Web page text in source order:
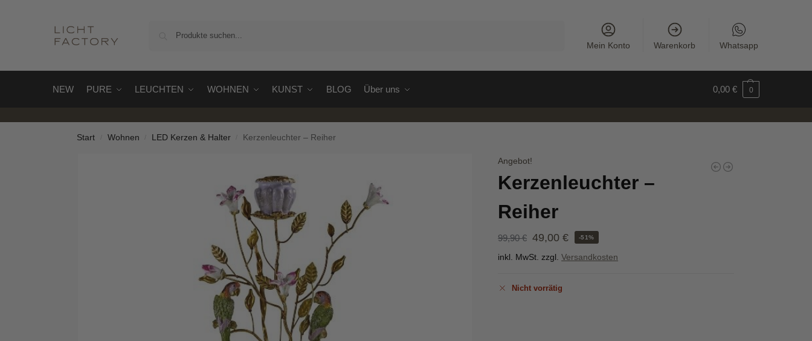
Mein Konto Warenkorb Whatsapp
NEW PURE LEUCHTEN WOHNEN KUNST BLOG Über uns 0,00 € 0
Start Wohnen LED Kerzen & Halter Kerzenleuchter – Reiher
Angebot!
Kerzenleuchter –
Reiher
99,90€ 49,00€ -51%
inkl. MwSt. zzgl.Versandkosten
Nicht vorrätig